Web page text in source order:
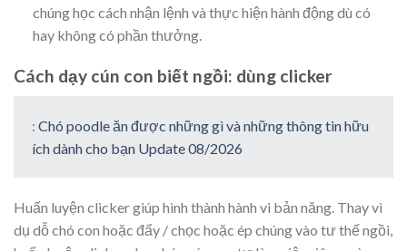
chúng học cách nhận lệnh và thực hiện hành động dù có
hay không có phần thưởng.
Cách dạy cún con biết ngồi: dùng clicker
: Chó poodle ăn được những gì và những thông tin hữu
ích dành cho bạn Update 08/2026
Huấn luyện clicker giúp hình thành hành vi bản năng. Thay vì
dụ dỗ chó con hoặc đẩy / chọc hoặc ép chúng vào tư thế ngồi,